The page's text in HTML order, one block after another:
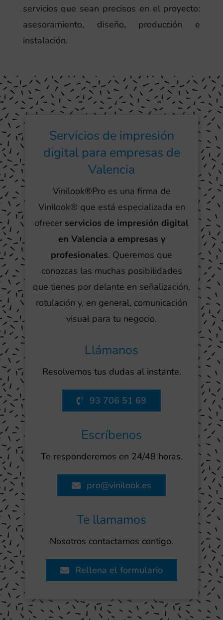
servicios que sean precisos en el proyecto:
asesoramiento, diseño, producción e
instalación.
Servicios de impresión
digital para empresas de
Valencia
Vinilook®Pro es una firma de
Vinilook® que está especializada en
ofrecer servicios de impresión digital
en Valencia a empresas y
profesionales. Queremos que
conozcas las muchas posibilidades
que tienes por delante en señalización,
rotulación y, en general, comunicación
visual para tu negocio.
Llámanos
Resolvemos tus dudas al instante.
93 706 51 69
Escríbenos
Te responderemos en 24/48 horas.
pro@vinilook.es
Te llamamos
Nosotros contactamos contigo.
Rellena el formulario